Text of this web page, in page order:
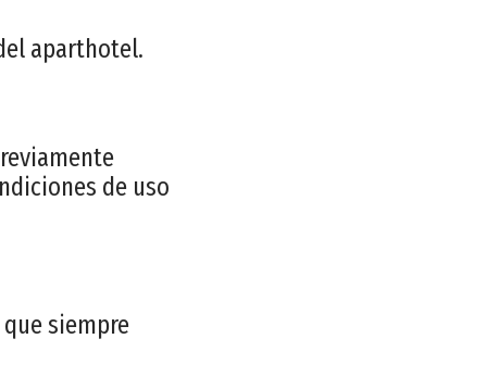
aparthotel.
de uso
siempre